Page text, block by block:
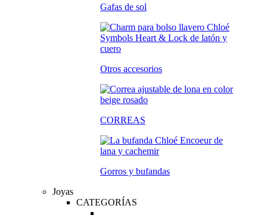
Gafas de sol
Otros accesorios
CORREAS
Gorros y bufandas
Joyas
CATEGORÍAS